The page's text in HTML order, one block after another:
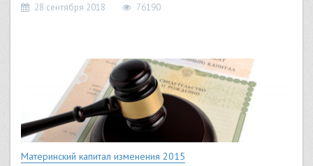
28 сентября 2018 76190
Материнский капитал изменения 2015